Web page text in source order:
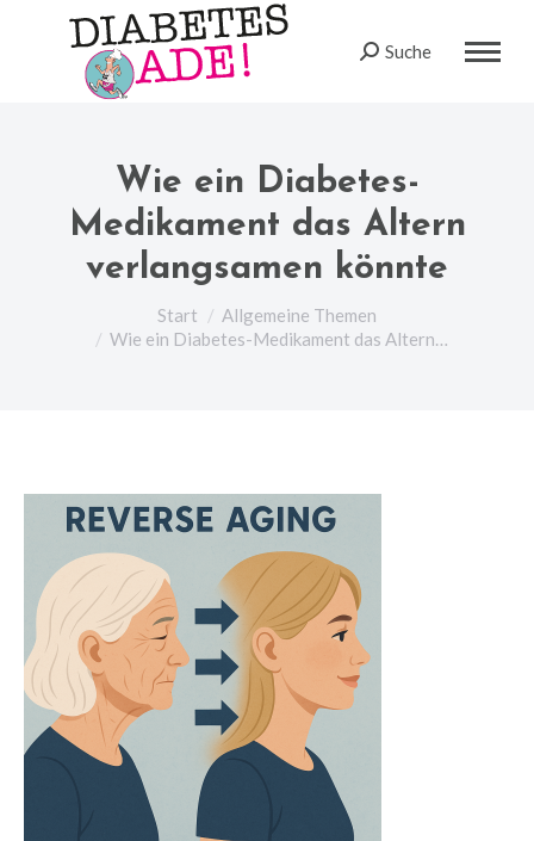
Search:
Suche
Wie ein Diabetes-
Medikament das Altern
verlangsamen könnte
Sie befinden sich hier:
Start
Allgemeine Themen
Wie ein Diabetes-Medikament das Altern…